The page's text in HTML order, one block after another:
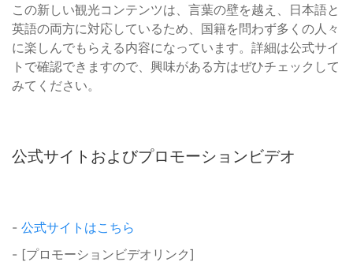
この新しい観光コンテンツは、言葉の壁を越え、日本語と
英語の両方に対応しているため、国籍を問わず多くの人々
に楽しんでもらえる内容になっています。詳細は公式サイ
トで確認できますので、興味がある方はぜひチェックして
みてください。
公式サイトおよびプロモーションビデオ
- 公式サイトはこちら
- [プロモーションビデオリンク]